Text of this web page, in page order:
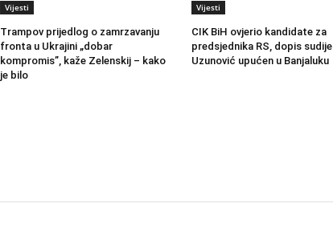
Vijesti
Trampov prijedlog o zamrzavanju
fronta u Ukrajini „dobar
kompromis”, kaže Zelenskij – kako
je bilo
Vijesti
CIK BiH ovjerio kandidate za
predsjednika RS, dopis sudije
Uzunović upućen u Banjaluku